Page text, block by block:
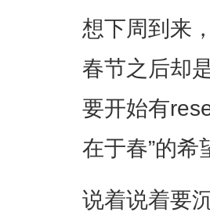
想下周到来
春节之后却
要开始有
在于春”的希
说着说着要